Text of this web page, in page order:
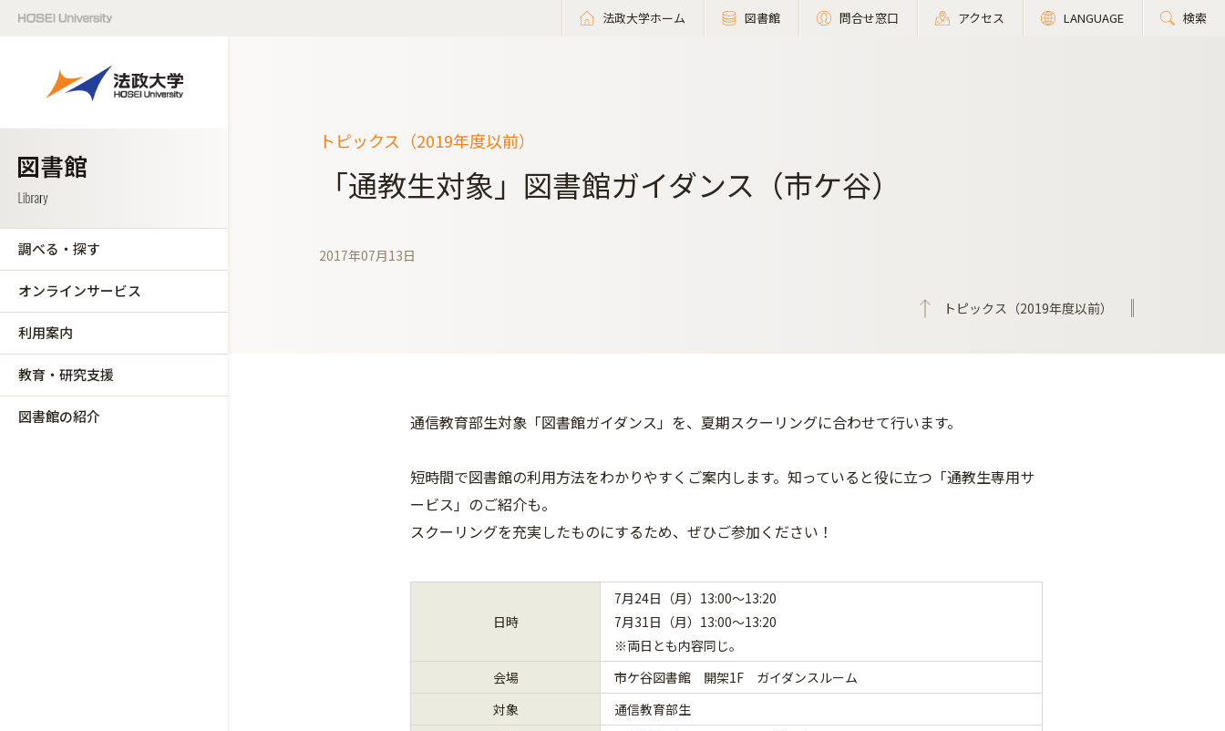
法政大学ホーム 図書館 問合せ窓口 アクセス LANGUAGE 検索
調べる・探す
オンラインサービス
利用案内
教育・研究支援
図書館の紹介
トピックス（2019年度以前）
「通教生対象」図書館ガイダンス（市ケ谷）
2017年07月13日
トピックス（2019年度以前）
通信教育部生対象「図書館ガイダンス」を、夏期スクーリングに合わせて行います。
短時間で図書館の利用方法をわかりやすくご案内します。知っていると役に立つ「通教生専用サ
ービス」のご紹介も。
スクーリングを充実したものにするため、ぜひご参加ください！
日時
7月24日（月）13:00～13:20
7月31日（月）13:00～13:20
※両日とも内容同じ。
会場
市ケ谷図書館 開架1F ガイダンスルーム
対象
通信教育部生